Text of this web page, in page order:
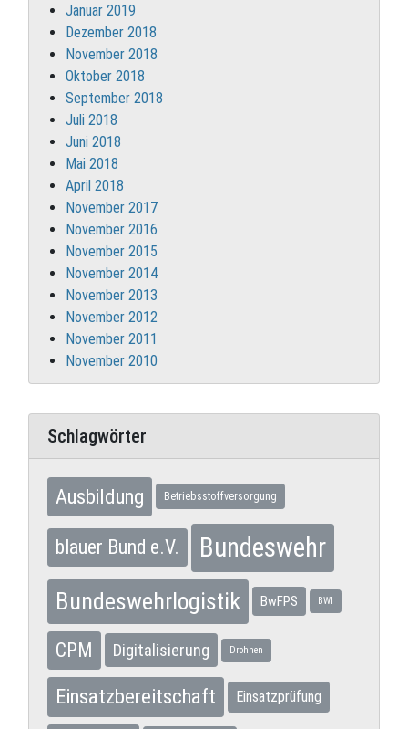
Januar 2019
Dezember 2018
November 2018
Oktober 2018
September 2018
Juli 2018
Juni 2018
Mai 2018
April 2018
November 2017
November 2016
November 2015
November 2014
November 2013
November 2012
November 2011
November 2010
Schlagwörter
Ausbildung Betriebsstoffversorgung
blauer Bund e.V. Bundeswehr
Bundeswehrlogistik BwFPS BWI
CPM Digitalisierung Drohnen
Einsatzbereitschaft Einsatzprüfung